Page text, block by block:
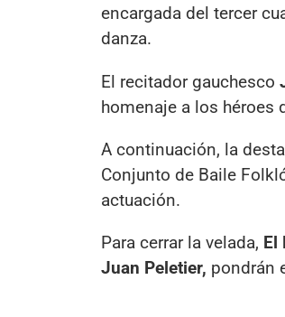
encargada del tercer
danza.
El recitador gauchesco
homenaje a los héroes
A continuación, la
Conjunto de Baile
actuación.
Para cerrar la velada, El
Juan Peletier, pondrán